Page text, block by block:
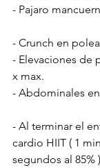
- Pajaro
- Crunch en
- Elevaciones de
x max.
- Abdominales
- Al terminar el
cardio HIIT ( 1
segundos al 85%